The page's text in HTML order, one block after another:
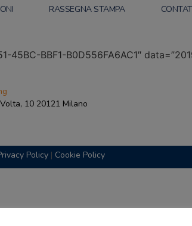
RASSEGNA STAMPA
BBF1-B0D556FA6AC1″
10 20121 Milano
Policy| Cookie Policy